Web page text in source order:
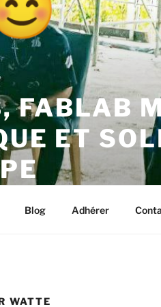
FABLAB
ET
Blog Adhérer
WATTE